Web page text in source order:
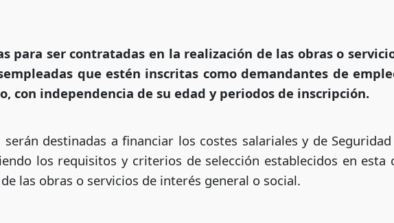
para ser contratadas en la realización de las obras o
que estén inscritas como demandantes de
con independencia de su edad y periodos de inscripción.
destinadas a financiar los costes salariales y de
los requisitos y criterios de selección establecidos en esta
las obras o servicios de interés general o social.